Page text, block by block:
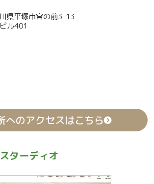
へのアクセスはこちら
ターディオ
県平塚市宮の前3-13
ル401